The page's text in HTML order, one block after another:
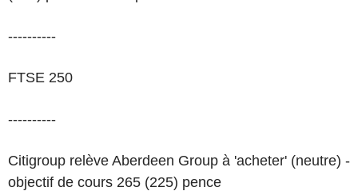
----------
FTSE 250
----------
Citigroup relève Aberdeen Group à 'acheter' (neutre) -
objectif de cours 265 (225) pence